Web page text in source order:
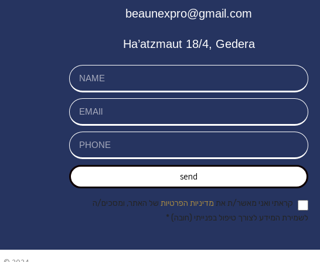
beaunexpro@gmail.com
Ha’atzmaut 18/4, Gedera
send
קראתי ואני מאשר/ת את מדיניות הפרטיות של האתר, ומסכים/ה
לשמירת המידע לצורך טיפול בפנייתי (חובה) *